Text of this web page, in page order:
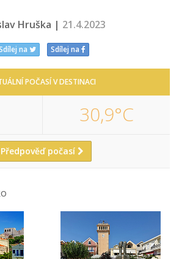
Hruška | 21.4.2023
na Sdílej na
POČASÍ V DESTINACI
30,9°C
Předpověď počasí